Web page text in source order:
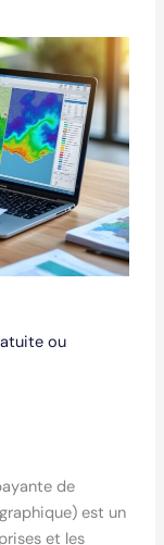
ou
de
est un
et les